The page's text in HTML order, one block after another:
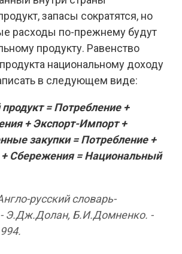
запасы сократятся, но
расходы по-прежнему будут
продукту. Равенство
национальному доходу
в следующем виде:
= Потребление +
+ Экспорт-Импорт +
закупки = Потребление +
+ Сбережения = Национальный
русский словарь-
- Э.Дж.Долан, Б.И.Домненко. -